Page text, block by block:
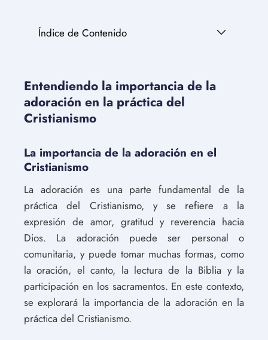
Índice de Contenido
Entendiendo la importancia de la
adoración en la práctica del
Cristianismo
La importancia de la adoración en el
Cristianismo
La adoración es una parte fundamental de la
práctica del Cristianismo, y se refiere a la
expresión de amor, gratitud y reverencia hacia
Dios. La adoración puede ser personal o
comunitaria, y puede tomar muchas formas, como
la oración, el canto, la lectura de la Biblia y la
participación en los sacramentos. En este contexto,
se explorará la importancia de la adoración en la
práctica del Cristianismo.